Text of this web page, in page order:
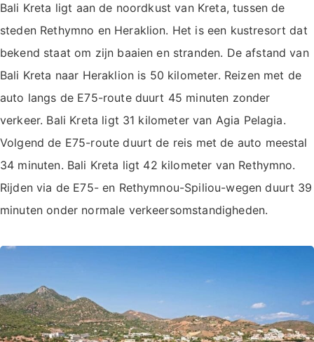
Bali Kreta ligt aan de noordkust van Kreta, tussen de
steden Rethymno en Heraklion. Het is een kustresort dat
bekend staat om zijn baaien en stranden. De afstand van
Bali Kreta naar Heraklion is 50 kilometer. Reizen met de
auto langs de E75-route duurt 45 minuten zonder
verkeer. Bali Kreta ligt 31 kilometer van Agia Pelagia.
Volgend de E75-route duurt de reis met de auto meestal
34 minuten. Bali Kreta ligt 42 kilometer van Rethymno.
Rijden via de E75- en Rethymnou-Spiliou-wegen duurt 39
minuten onder normale verkeersomstandigheden.